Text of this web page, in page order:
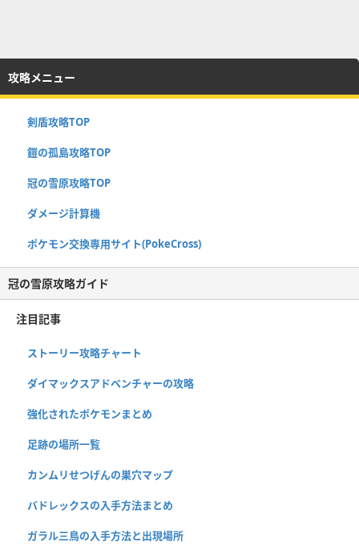
攻略メニュー
剣盾攻略TOP
鎧の孤島攻略TOP
冠の雪原攻略TOP
ダメージ計算機
ポケモン交換専用サイト(PokeCross)
冠の雪原攻略ガイド
注目記事
ストーリー攻略チャート
ダイマックスアドベンチャーの攻略
強化されたポケモンまとめ
足跡の場所一覧
カンムリせつげんの巣穴マップ
バドレックスの入手方法まとめ
ガラル三鳥の入手方法と出現場所